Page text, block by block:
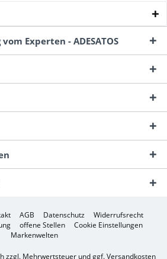
Experten - ADESATOS
AGB Datenschutz
Widerrufsrecht
offene Stellen
Cookie Einstellungen
Markenwelten
zzgl. Mehrwertsteuer und ggf.Versandkosten